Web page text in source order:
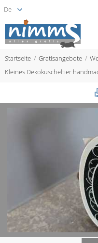
Startseite Gratisangebote
Kleines Dekokuscheltier